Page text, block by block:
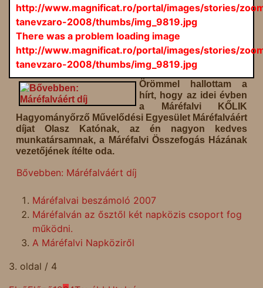
http://www.magnificat.ro/portal/images/stories/
tanevzaro-2008/thumbs/img_9819.jpg
There was a problem loading image
http://www.magnificat.ro/portal/images/stories/
tanevzaro-2008/thumbs/img_9819.jpg
Örömmel hallottam a
hírt, hogy az idei évben
a Máréfalvi KŐLIK
Hagyományőrző Művelődési Egyesület Máréfalváért
díjat Olasz Katónak, az én nagyon kedves
munkatársamnak, a Máréfalvi Összefogás Házának
vezetőjének ítélte oda.
Bővebben: Máréfalváért díj
Máréfalvai beszámoló 2007
Máréfalván az ősztől két napközis csoport fog
működni.
A Máréfalvi Napköziről
3. oldal / 4